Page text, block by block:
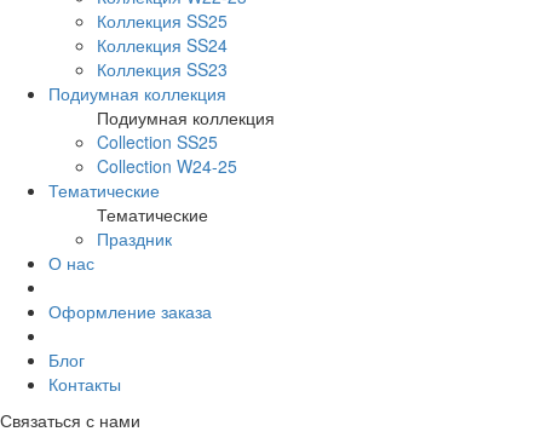
Коллекция SS25
Коллекция SS24
Коллекция SS23
Подиумная коллекция
Подиумная коллекция
Collection SS25
Collection W24-25
Тематические
Тематические
Праздник
О нас
Оформление заказа
Блог
Контакты
Связаться с нами